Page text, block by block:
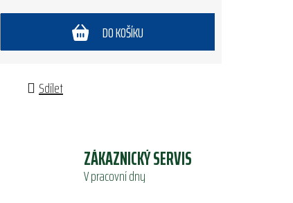
DO KOŠÍKU
Sdílet
ZÁKAZNICKÝ SERVIS
V pracovní dny